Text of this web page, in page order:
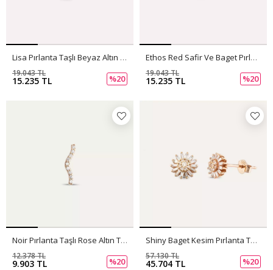
Lisa Pırlanta Taşlı Beyaz Altın Tek Küpe
15.235 TL
19.043 TL
%20
Ethos Red Safir Ve Baget Pırlanta Taşlı Beyaz Altın Tek Küpe
15.235 TL
19.043 TL
%20
Noir Pırlanta Taşlı Rose Altın Tek Küpe
9.903 TL
12.378 TL
%20
Shiny Baget Kesim Pırlanta Taşlı Rose Altın Küpe
45.704 TL
57.130 TL
%20